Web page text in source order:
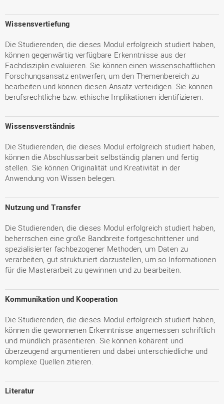
Wissensvertiefung
Die Studierenden, die dieses Modul erfolgreich studiert haben,
können gegenwärtig verfügbare Erkenntnisse aus der
Fachdisziplin evaluieren. Sie können einen wissenschaftlichen
Forschungsansatz entwerfen, um den Themenbereich zu
bearbeiten und können diesen Ansatz verteidigen. Sie können
berufsrechtliche bzw. ethische Implikationen identifizieren.
Wissensverständnis
Die Studierenden, die dieses Modul erfolgreich studiert haben,
können die Abschlussarbeit selbständig planen und fertig
stellen. Sie können Originalität und Kreativität in der
Anwendung von Wissen belegen.
Nutzung und Transfer
Die Studierenden, die dieses Modul erfolgreich studiert haben,
beherrschen eine große Bandbreite fortgeschrittener und
spezialisierter fachbezogener Methoden, um Daten zu
verarbeiten, gut strukturiert darzustellen, um so Informationen
für die Masterarbeit zu gewinnen und zu bearbeiten.
Kommunikation und Kooperation
Die Studierenden, die dieses Modul erfolgreich studiert haben,
können die gewonnenen Erkenntnisse angemessen schriftlich
und mündlich präsentieren. Sie können kohärent und
überzeugend argumentieren und dabei unterschiedliche und
komplexe Quellen zitieren.
Literatur